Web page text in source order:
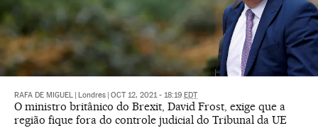
RAFA DE MIGUEL Londres OCT 12, 2021 - 18:19 EDT
O ministro britânico do Brexit, David Frost, exige que a
região fique fora do controle judicial do Tribunal da UE